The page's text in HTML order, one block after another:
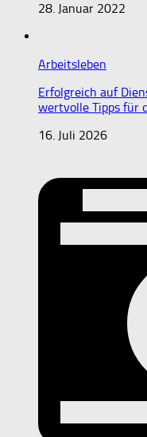
28. Januar 2022
Arbeitsleben
Erfolgreich auf
wertvolle Tipps für
16. Juli 2026